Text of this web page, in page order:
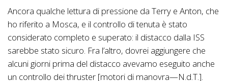
Ancora qualche lettura di pressione da Terry e Anton, che
ho riferito a Mosca, e il controllo di tenuta è stato
considerato completo e superato: il distacco dalla ISS
sarebbe stato sicuro. Fra l’altro, dovrei aggiungere che
alcuni giorni prima del distacco avevamo eseguito anche
un controllo dei thruster [motori di manovra—N.d.T.].